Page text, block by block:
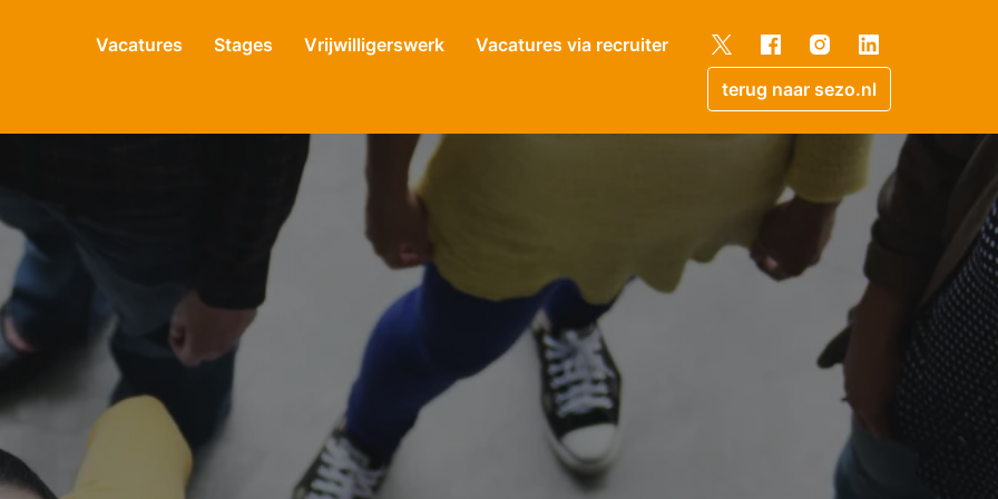
Vacatures Stages Vrijwilligerswerk
Vacatures via recruiter
terug naar sezo.nl